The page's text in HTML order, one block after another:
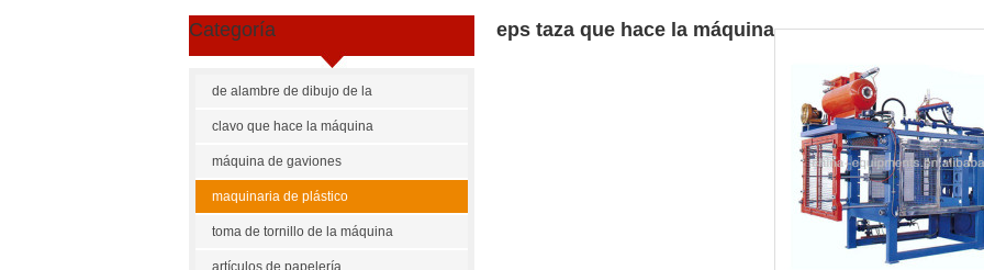
Categoría
de alambre de dibujo de la
máquina
clavo que hace la máquina
máquina de gaviones
maquinaria de plástico
toma de tornillo de la máquina
artículos de papelería
eps taza que hace la máquina